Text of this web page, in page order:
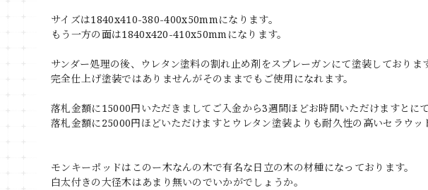
サイズは1840x410-380-400x50mmになります。
もう一方の面は1840x420-410x50mmになります。
サンダー処理の後、ウレタン塗料の割れ止め剤をスプレーガンにて塗装しております
完全仕上げ塗装ではありませんがそのままでもご使用になれます。
落札金額に15000円いただきましてご入金から3週間ほどお時間いただけますとに
落札金額に25000円ほどいただけますとウレタン塗装よりも耐久性の高いセラウッ
モンキーポッドはこのー木なんの木で有名な日立の木の材種になっております。
白太付きの大径木はあまり無いのでいかがでしょうか。